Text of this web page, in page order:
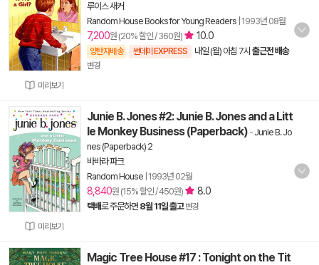
미리보기
루이스 새커
Random House Books for Young Readers 1993년 08월
7,200원 (20% 할인 / 360원) 10.0
양탄자배송 썬데이 EXPRESS 내일 (월) 아침 7시 출근전 배송
변경
미리보기
Junie B. Jones #2: Junie B. Jones and a Litt
le Monkey Business (Paperback) - Junie B. Jo
nes (Paperback) 2
바바라 파크
Random House 1993년 02월
8,840원 (15% 할인 / 450원) 8.0
택배로 주문하면 8월 11일 출고 변경
Magic Tree House #17 : Tonight on the Tit